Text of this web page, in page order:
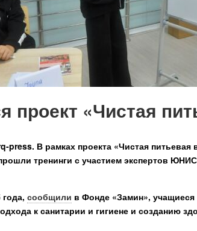
проект «Чистая
press. В рамках проекта «Чистая
тренинги с участием экспертов
сообщили в Фонде «Замин»,
к санитарии и гигиене и созданию